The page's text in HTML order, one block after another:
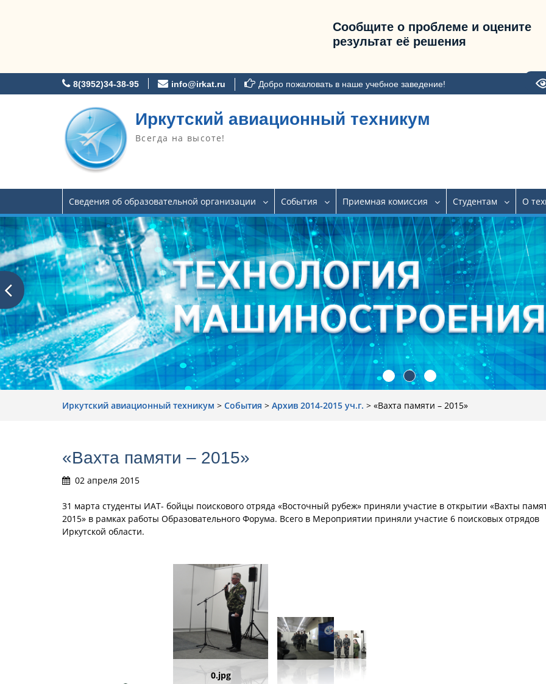
Сообщите о проблеме и оцените
результат её решения
к
8(3952)34-38-95 info@irkat.ru Добро пожаловать в наше учебное заведение!
Иркутский авиационный техникум
Всегда на высоте!
Сведения об образовательной организации События Приемная комиссия Студентам О
Иркутский авиационный техникум > События > Архив 2014-2015 уч.г. > «Вахта памяти – 2015»
«Вахта памяти – 2015»
02 апреля 2015
31 марта студенты ИАТ- бойцы поискового отряда «Восточный рубеж» приняли участие в открытии «Вахты
2015» в рамках работы Образовательного Форума. Всего в Мероприятии приняли участие 6 поисковых отрядов
Иркутской области.
0.jpg